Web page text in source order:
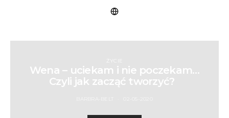
ŻYCIE
Wena – uciekam i nie poczekam…
Czyli jak zacząć tworzyć?